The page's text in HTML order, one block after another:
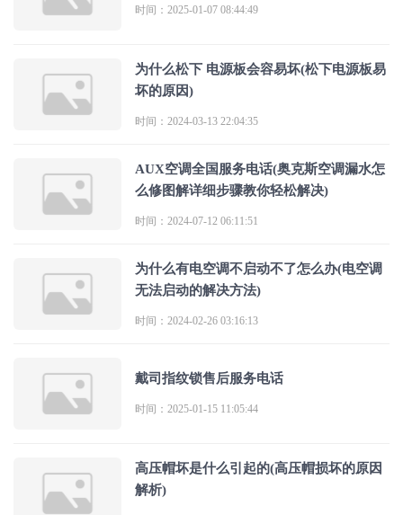
时间：2025-01-07 08:44:49
为什么松下 电源板会容易坏(松下电源板易
坏的原因)
时间：2024-03-13 22:04:35
AUX空调全国服务电话(奥克斯空调漏水怎
么修图解详细步骤教你轻松解决)
时间：2024-07-12 06:11:51
为什么有电空调不启动不了怎么办(电空调
无法启动的解决方法)
时间：2024-02-26 03:16:13
戴司指纹锁售后服务电话
时间：2025-01-15 11:05:44
高压帽坏是什么引起的(高压帽损坏的原因
解析)